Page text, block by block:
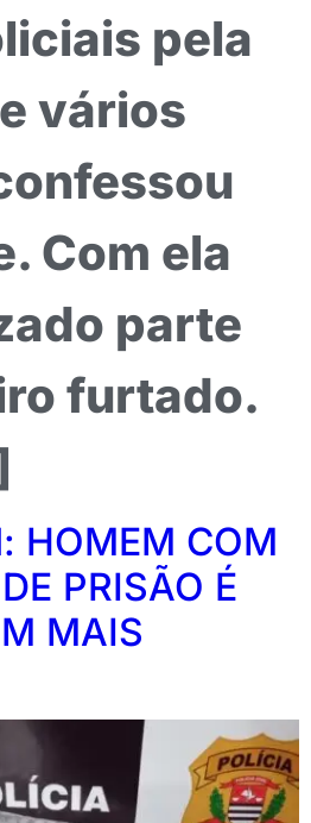
pela
vários
Com ela
parte
furtado.
HOMEM COM
PRISÃO É
MAIS